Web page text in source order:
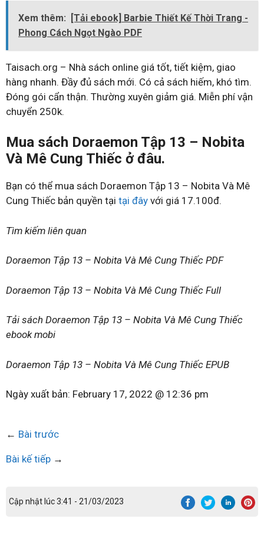
Xem thêm:
[Tải ebook] Barbie Thiết Kế Thời Trang -
Phong Cách Ngọt Ngào PDF
Taisach.org – Nhà sách online giá tốt, tiết kiệm, giao
hàng nhanh. Đầy đủ sách mới. Có cả sách hiếm, khó tìm.
Đóng gói cẩn thận. Thường xuyên giảm giá. Miễn phí vận
chuyển 250k.
Mua sách Doraemon Tập 13 – Nobita
Và Mê Cung Thiếc ở đâu.
Bạn có thể mua sách Doraemon Tập 13 – Nobita Và Mê
Cung Thiếc bản quyền tại tại đây với giá 17.100đ.
Tìm kiếm liên quan
Doraemon Tập 13 – Nobita Và Mê Cung Thiếc PDF
Doraemon Tập 13 – Nobita Và Mê Cung Thiếc Full
Tải sách Doraemon Tập 13 – Nobita Và Mê Cung Thiếc
ebook mobi
Doraemon Tập 13 – Nobita Và Mê Cung Thiếc EPUB
Ngày xuất bản: February 17, 2022 @ 12:36 pm
← Bài trước
Bài kế tiếp →
Cập nhật lúc 3:41 - 21/03/2023